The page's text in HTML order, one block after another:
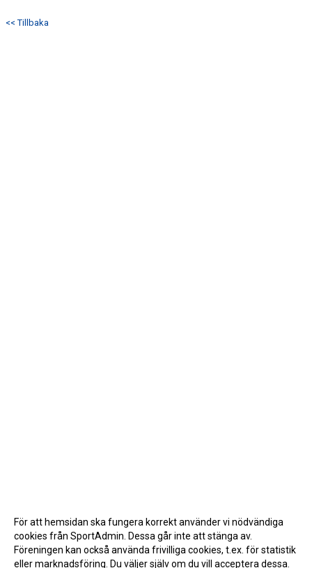
<< Tillbaka
För att hemsidan ska fungera korrekt använder vi nödvändiga
cookies från SportAdmin. Dessa går inte att stänga av.
Föreningen kan också använda frivilliga cookies, t.ex. för statistik
eller marknadsföring. Du väljer själv om du vill acceptera dessa.